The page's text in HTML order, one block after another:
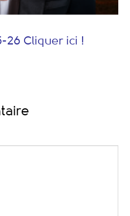
26 Cliquer ici !